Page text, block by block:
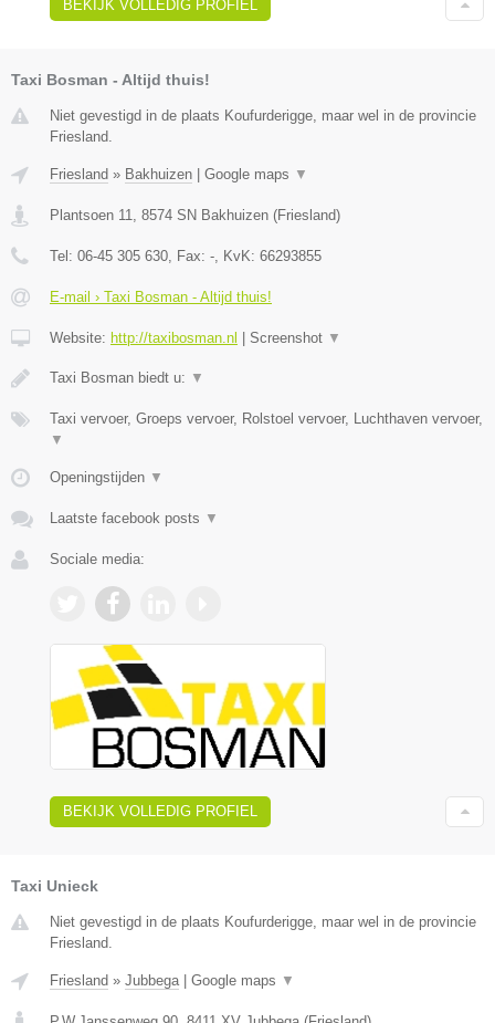
BEKIJK VOLLEDIG PROFIEL
Taxi Bosman - Altijd thuis!
Niet gevestigd in de plaats Koufurderigge, maar wel in de provincie
Friesland.
Friesland » Bakhuizen Google maps ▼
Plantsoen 11, 8574 SN Bakhuizen (Friesland)
Tel: 06-45 305 630, Fax: -, KvK: 66293855
E-mail › Taxi Bosman - Altijd thuis!
Website: http://taxibosman.nl Screenshot ▼
Taxi Bosman biedt u: ▼
Taxi vervoer, Groeps vervoer, Rolstoel vervoer, Luchthaven vervoer,
▼
Openingstijden ▼
Laatste facebook posts ▼
Sociale media:
BEKIJK VOLLEDIG PROFIEL
Taxi Unieck
Niet gevestigd in de plaats Koufurderigge, maar wel in de provincie
Friesland.
Friesland » Jubbega| Google maps ▼